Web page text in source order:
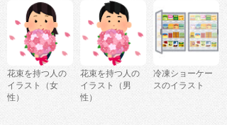
花束を持つ人の
イラスト（女
性）
花束を持つ人の
イラスト（男
性）
冷凍ショーケー
スのイラスト